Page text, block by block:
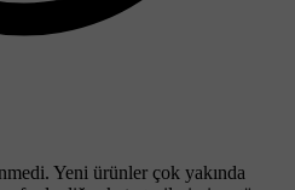
Yeni ürünler çok yakında